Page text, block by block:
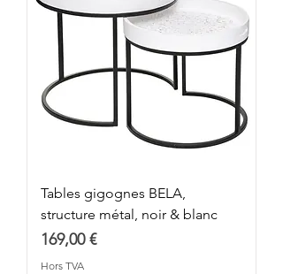
Tables gigognes BELA,
structure métal, noir & blanc
Prix
169,00 €
Hors TVA